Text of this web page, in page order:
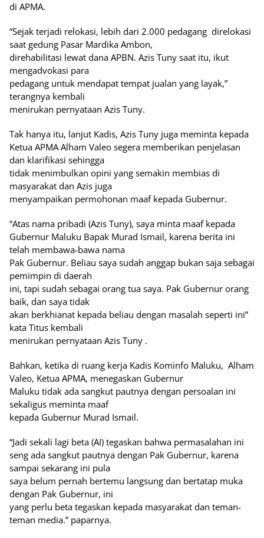
di APMA.
“Sejak terjadi relokasi, lebih dari 2.000 pedagang direlokasi
saat gedung Pasar Mardika Ambon,
direhabilitasi lewat dana APBN. Azis Tuny saat itu, ikut
mengadvokasi para
pedagang untuk mendapat tempat jualan yang layak,”
terangnya kembali
menirukan pernyataan Azis Tuny.
Tak hanya itu, lanjut Kadis, Azis Tuny juga meminta kepada
Ketua APMA Alham Valeo segera memberikan penjelasan
dan klarifikasi sehingga
tidak menimbulkan opini yang semakin membias di
masyarakat dan Azis juga
menyampaikan permohonan maaf kepada Gubernur.
“Atas nama pribadi (Azis Tuny), saya minta maaf kepada
Gubernur Maluku Bapak Murad Ismail, karena berita ini
telah membawa-bawa nama
Pak Gubernur. Beliau saya sudah anggap bukan saja sebagai
pemimpin di daerah
ini, tapi sudah sebagai orang tua saya. Pak Gubernur orang
baik, dan saya tidak
akan berkhianat kepada beliau dengan masalah seperti ini”
kata Titus kembali
menirukan pernyataan Azis Tuny .
Bahkan, ketika di ruang kerja Kadis Kominfo Maluku, Alham
Valeo, Ketua APMA, menegaskan Gubernur
Maluku tidak ada sangkut pautnya dengan persoalan ini
sekaligus meminta maaf
kepada Gubernur Murad Ismail.
“Jadi sekali lagi beta (AI) tegaskan bahwa permasalahan ini
seng ada sangkut pautnya dengan Pak Gubernur, karena
sampai sekarang ini pula
saya belum pernah bertemu langsung dan bertatap muka
dengan Pak Gubernur, ini
yang perlu beta tegaskan kepada masyarakat dan teman-
teman media.” paparnya.